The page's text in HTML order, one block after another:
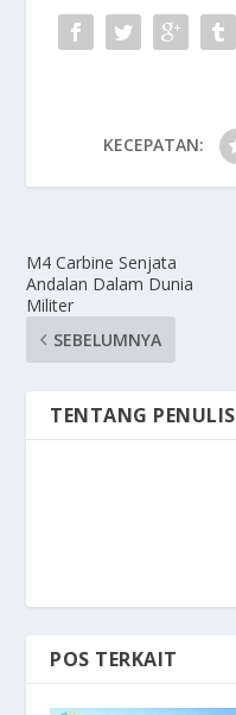
KECEPATAN:
M4 Carbine Senjata
Andalan Dalam Dunia
Militer
SEBELUMNYA
TENTANG PENULIS
POS TERKAIT